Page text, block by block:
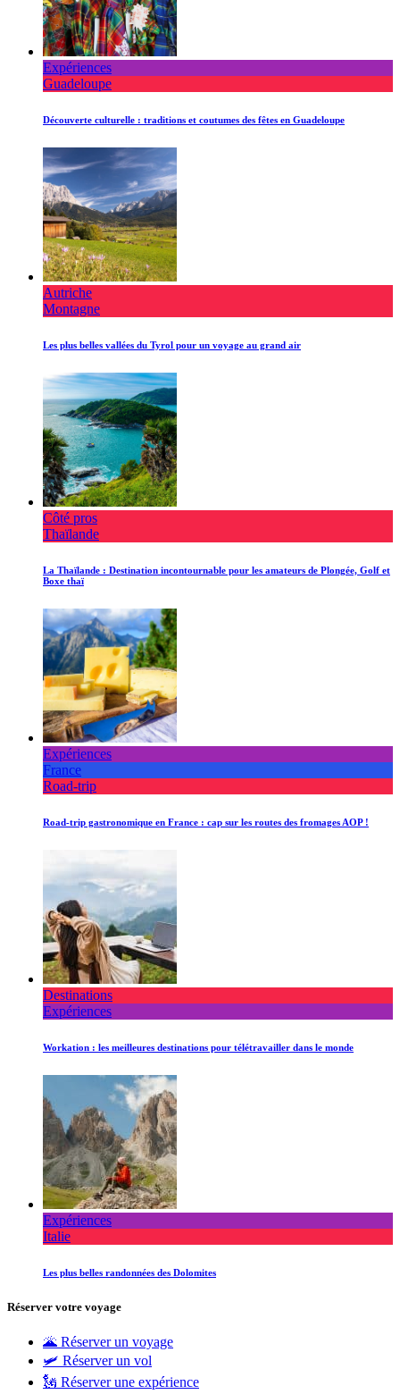
Expériences
Guadeloupe
Découverte culturelle : traditions et coutumes des fêtes en Guadeloupe
Autriche
Montagne
Les plus belles vallées du Tyrol pour un voyage au grand air
Côté pros
Thaïlande
La Thaïlande : Destination incontournable pour les amateurs de Plongée, Golf et
Boxe thaï
Expériences
France
Road-trip
Road-trip gastronomique en France : cap sur les routes des fromages AOP !
Destinations
Expériences
Workation : les meilleures destinations pour télétravailler dans le monde
Expériences
Italie
Les plus belles randonnées des Dolomites
Réserver votre voyage
🌋 Réserver un voyage
🛩 Réserver un vol
🗽 Réserver une expérience